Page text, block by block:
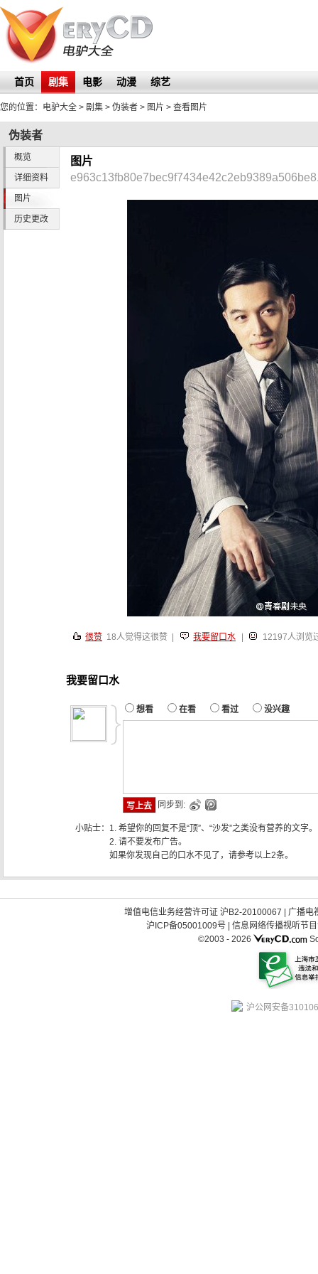
首页 剧集 电影 动漫 综艺
您的位置： 电驴大全 > 剧集 > 伪装者 > 图片 > 查看图片
伪装者
概览
详细资料
图片
历史更改
图片
很赞 18人觉得这很赞 | 我要留口水 12197人浏览
我要留口水
想看 在看 看过 没兴趣
同步到:
小贴士： 1. 希望你的回复不是“顶”、“沙发”之类没有营养的文字。
2. 请不要发布广告。
如果你发现自己的口水不见了，请参考以上2条。
增值电信业务经营许可证 沪B2-20100067 | 广播电
沪ICP备05001009号| 信息网络传播视听节
©2003 - 2026
沪公网安备